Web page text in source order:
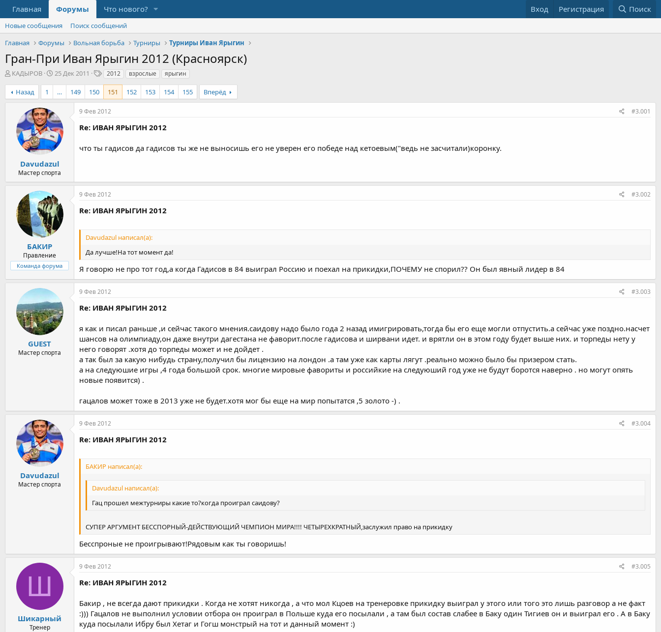
Главная Форумы Что нового? Вход Регистрация Поиск
Новые сообщения
Поиск сообщений
Главная
Форумы Вольная борьба Турниры Турниры Иван Ярыгин
Гран-При Иван Ярыгин 2012 (Красноярск)
А
т
о
КАДЫРОВ
Д
а
а
ч
а
л
а
25 Дек 2011
Т
и
2012 взрослые ярыгин
Назад 1 … 149 150 151 152 153 154 155 Вперёд
Davudazul
Мастер спорта
9 Фев 2012 #3.001
Re: ИВАН ЯРЫГИН 2012
что ты гадисов да гадисов ты же не выносишь его не уверен его победе над кетоевым("ведь не засчитали)коронку.
БАКИР
Правление
Команда форума
9 Фев 2012 #3.002
Re: ИВАН ЯРЫГИН 2012
Davudazul написал(а):
Да лучше!На тот момент да!
Я говорю не про тот год,а когда Гадисов в 84 выиграл Россию и поехал на прикидки,ПОЧЕМУ не спорил?? Он был явный лидер в 84
GUEST
Мастер спорта
9 Фев 2012 #3.003
Re: ИВАН ЯРЫГИН 2012
я как и писал раньше ,и сейчас такого мнения.саидову надо было года 2 назад имигрировать,тогда бы его еще могли отпустить.а сейчас уже поздно.насчет
шансов на олимпиаду,он даже внутри дагестана не фаворит.после гадисова и ширвани идет. и врятли он в этом году будет выше них. и торпеды нету у
него говорят .хотя до торпеды может и не дойдет .
а так был за какую нибудь страну,получил бы лицензию на лондон .а там уже как карты лягут .реально можно было бы призером стать.
а на следуюшие игры ,4 года большой срок. многие мировые фавориты и российкие на следуюший год уже не будут боротся наверно . но могут опять
новые появится) .
гацалов может тоже в 2013 уже не будет.хотя мог бы еще на мир попытатся ,5 золото -) .
Davudazul
Мастер спорта
9 Фев 2012 #3.004
Re: ИВАН ЯРЫГИН 2012
БАКИР написал(а):
Davudazul написал(а):
Гац прошел межтурниры какие то?когда проиграл саидову?
СУПЕР АРГУМЕНТ БЕССПОРНЫЙ-ДЕЙСТВУЮЩИЙ ЧЕМПИОН МИРА!!!! ЧЕТЫРЕХКРАТНЫЙ,заслужил право на прикидку
Бесспроные не проигрывают!Рядовым как ты говоришь!
Ш
Шикарный
Тренер
9 Фев 2012 #3.005
Re: ИВАН ЯРЫГИН 2012
Бакир , не всегда дают прикидки . Когда не хотят никогда , а что мол Кцоев на тренеровке прикидку выиграл у этого или того это лишь разговор а не факт
:))) Гацалов не выполнил условии отбора он проиграл в Польше куда его посылали , а там был состав слабее в Баку один Тигиев он и выиграл его . А в Баку
куда посылали Ибру был Хетаг и Гогш монстрый на тот и данный момент :)